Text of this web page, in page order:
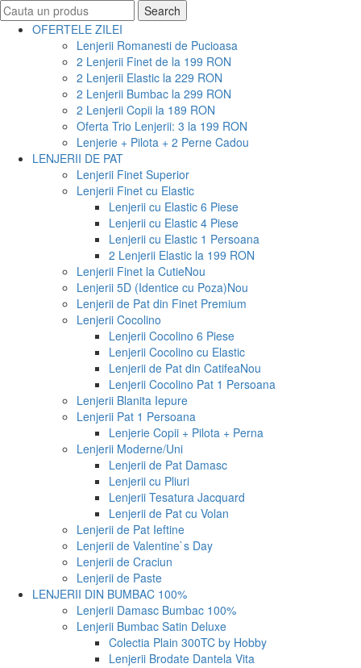
Search
for:
Search
OFERTELE ZILEI
Lenjerii Romanesti de Pucioasa
2 Lenjerii Finet de la 199 RON
2 Lenjerii Elastic la 229 RON
2 Lenjerii Bumbac la 299 RON
2 Lenjerii Copii la 189 RON
Oferta Trio Lenjerii: 3 la 199 RON
Lenjerie + Pilota + 2 Perne Cadou
LENJERII DE PAT
Lenjerii Finet Superior
Lenjerii Finet cu Elastic
Lenjerii cu Elastic 6 Piese
Lenjerii cu Elastic 4 Piese
Lenjerii cu Elastic 1 Persoana
2 Lenjerii Elastic la 199 RON
Lenjerii Finet la CutieNou
Lenjerii 5D (Identice cu Poza)Nou
Lenjerii de Pat din Finet Premium
Lenjerii Cocolino
Lenjerii Cocolino 6 Piese
Lenjerii Cocolino cu Elastic
Lenjerii de Pat din CatifeaNou
Lenjerii Cocolino Pat 1 Persoana
Lenjerii Blanita Iepure
Lenjerii Pat 1 Persoana
Lenjerie Copii + Pilota + Perna
Lenjerii Moderne/Uni
Lenjerii de Pat Damasc
Lenjerii cu Pliuri
Lenjerii Tesatura Jacquard
Lenjerii de Pat cu Volan
Lenjerii de Pat Ieftine
Lenjerii de Valentine`s Day
Lenjerii de Craciun
Lenjerii de Paste
LENJERII DIN BUMBAC 100%
Lenjerii Damasc Bumbac 100%
Lenjerii Bumbac Satin Deluxe
Colectia Plain 300TC by Hobby
Lenjerii Brodate Dantela Vita